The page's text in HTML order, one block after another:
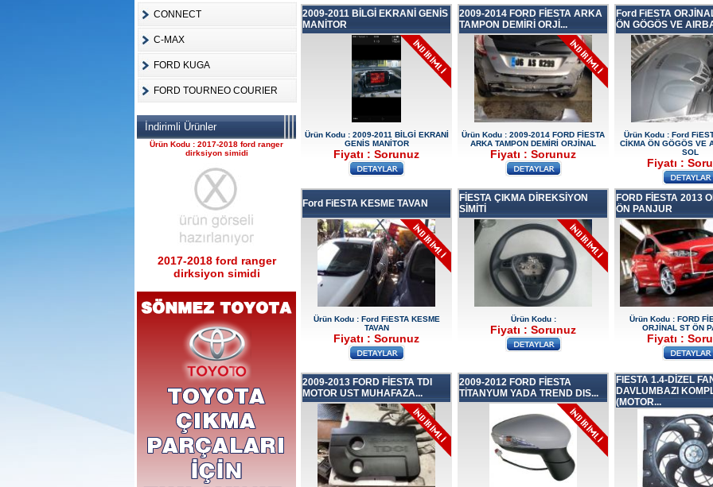
CONNECT
C-MAX
FORD KUGA
FORD TOURNEO COURIER
İndirimli Ürünler
komple motor
2017-2018 ford ranger 2.2
komple motor
Ürün Kodu : 2017-2018 ford ranger
dirksiyon simidi
2017-2018 ford ranger
dirksiyon simidi
sol tabla
2017-2018 ford ranger sağ
sol tabla
Ürün Kodu : 2017-2018 ford ranger arka
2009-2011 BİLGİ EKRANİ GENİS
MANİTOR
Ürün Kodu : 2009-2011 BİLGİ EKRANİ
GENİS MANİTOR
Fiyatı : Sorunuz
2009-2014 FORD FİESTA ARKA
TAMPON DEMİRİ ORJİ...
Ürün Kodu : 2009-2014 FORD FİESTA
ARKA TAMPON DEMİRİ ORJİNAL
Fiyatı : Sorunuz
Ford FiESTA
ÖN GÖGÖS VE
Ürün Kodu : Ford
CİKMA ÖN GÖGÖS VE
SOL
Fiyatı :
Ford FiESTA KESME TAVAN
Ürün Kodu : Ford FiESTA KESME
TAVAN
Fiyatı : Sorunuz
FİESTA ÇIKMA DİREKSİYON
SİMİTİ
Ürün Kodu :
Fiyatı : Sorunuz
FORD FİESTA 2013
ÖN PANJUR
Ürün Kodu : FORD
ORJİNAL ST ÖN
Fiyatı :
2009-2013 FORD FİESTA TDI
MOTOR UST MUHAFAZA...
2009-2012 FORD FİESTA
TİTANYUM YADA TREND DIS...
FIESTA 1.4-DİZEL
DAVLUMBAZI
(MOTOR...